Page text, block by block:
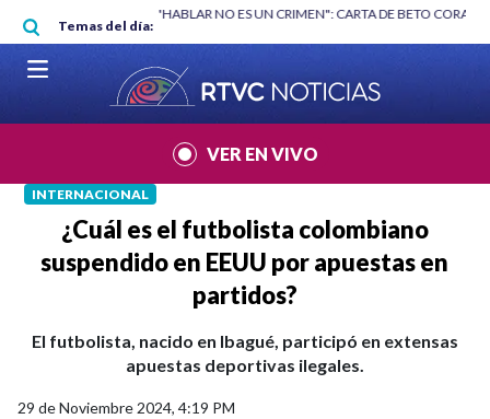
Pasar al contenido principal
Temas del día:
"HABLAR NO ES UN CRIMEN": CARTA DE BETO CORAL |
VER EN VIVO
INTERNACIONAL
¿Cuál es el futbolista colombiano
suspendido en EEUU por apuestas en
partidos?
El futbolista, nacido en Ibagué, participó en extensas
apuestas deportivas ilegales.
29 de Noviembre 2024, 4:19 PM